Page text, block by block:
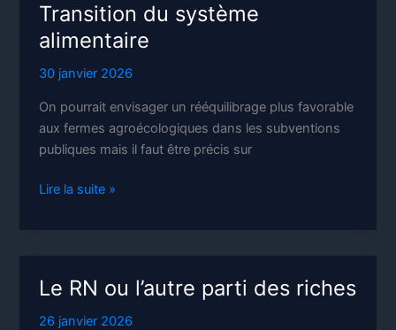
Transition du système
alimentaire
30 janvier 2026
On pourrait envisager un rééquilibrage plus favorable
aux fermes agroécologiques dans les subventions
publiques mais il faut être précis sur
Transition
Lire la suite »
Le RN ou l’autre parti des riches
26 janvier 2026